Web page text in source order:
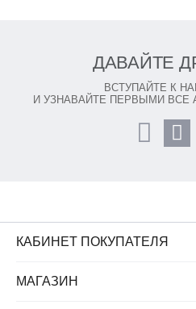
ДАВАЙТЕ
ВСТУПАЙТЕ К
И УЗНАВАЙТЕ ПЕРВЫМИ ВСЕ
КАБИНЕТ ПОКУПАТЕЛЯ
МАГАЗИН